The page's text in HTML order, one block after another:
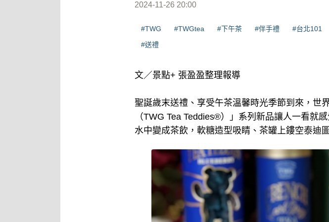
2024-11-26 20:00
#TWG #TWGtea #下午茶 #伴手禮 #台北101
#送禮
文／景點+ 張盈盈整理報導
聖誕歲末送禮、享受午茶溫馨時光季節到來，世
（TWG Tea Teddies®）」系列新品讓人一看就
水中變成茶飲，軟糖造型吸睛、茶罐上鏤空泰